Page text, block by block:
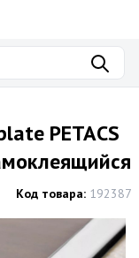
PETAСS
Код товара: 192387